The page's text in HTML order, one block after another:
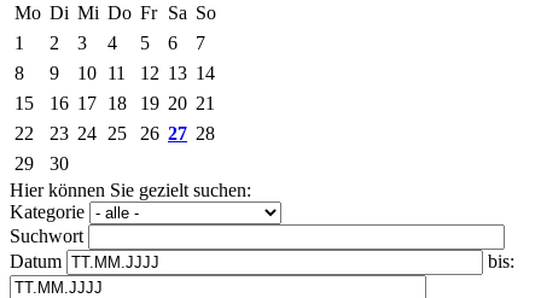
Mo Di Mi Do Fr Sa So
1
2 3 4 5 6
7
8
9 10 11 12 13 14
15
16 17 18 19 20 21
22
23 24 25 26 27 28
29
30
Hier können Sie gezielt suchen:
Kategorie
Suchwort
Datum
bis: